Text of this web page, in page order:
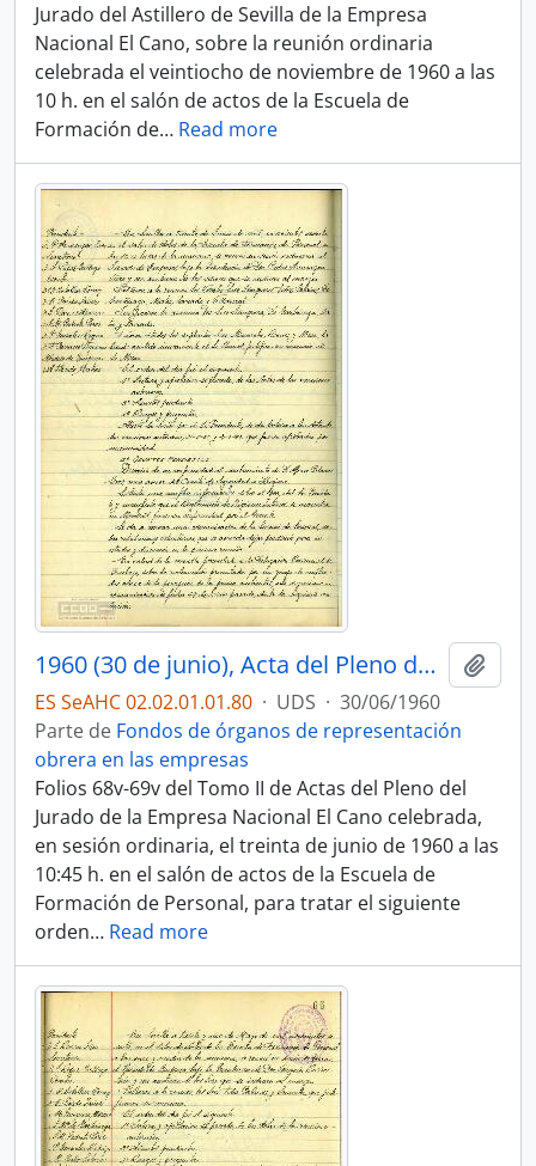
Jurado del Astillero de Sevilla de la Empresa
Nacional El Cano, sobre la reunión ordinaria
celebrada el veintiocho de noviembre de 1960 a las
10 h. en el salón de actos de la Escuela de
Formación de… Read more
1960 (30 de junio), Acta del Pleno del Jurado de Empresa
ES SeAHC 02.02.01.01.80 · UDS · 30/06/1960
Parte de Fondos de órganos de representación
obrera en las empresas
Folios 68v-69v del Tomo II de Actas del Pleno del
Jurado de la Empresa Nacional El Cano celebrada,
en sesión ordinaria, el treinta de junio de 1960 a las
10:45 h. en el salón de actos de la Escuela de
Formación de Personal, para tratar el siguiente
orden… Read more